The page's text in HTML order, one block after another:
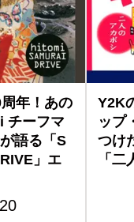
年！あの
チーフマ
語る「S
」エ
20
Y2K
ップ
つけ
「二